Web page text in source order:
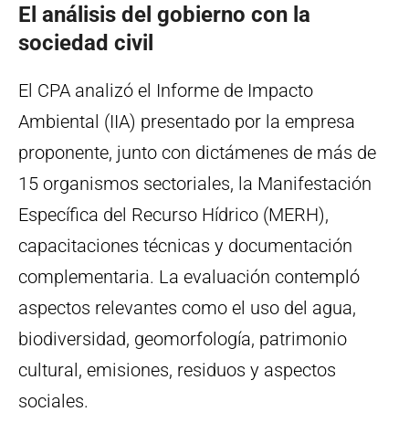
El análisis del gobierno con la
sociedad civil
El CPA analizó el Informe de Impacto
Ambiental (IIA) presentado por la empresa
proponente, junto con dictámenes de más de
15 organismos sectoriales, la Manifestación
Específica del Recurso Hídrico (MERH),
capacitaciones técnicas y documentación
complementaria. La evaluación contempló
aspectos relevantes como el uso del agua,
biodiversidad, geomorfología, patrimonio
cultural, emisiones, residuos y aspectos
sociales.